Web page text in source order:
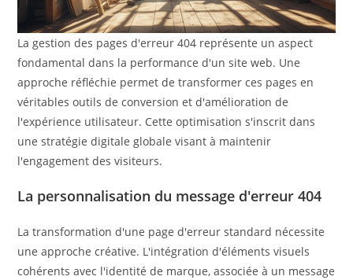
La gestion des pages d'erreur 404 représente un aspect
fondamental dans la performance d'un site web. Une
approche réfléchie permet de transformer ces pages en
véritables outils de conversion et d'amélioration de
l'expérience utilisateur. Cette optimisation s'inscrit dans
une stratégie digitale globale visant à maintenir
l'engagement des visiteurs.
La personnalisation du message d'erreur 404
La transformation d'une page d'erreur standard nécessite
une approche créative. L'intégration d'éléments visuels
cohérents avec l'identité de marque, associée à un message